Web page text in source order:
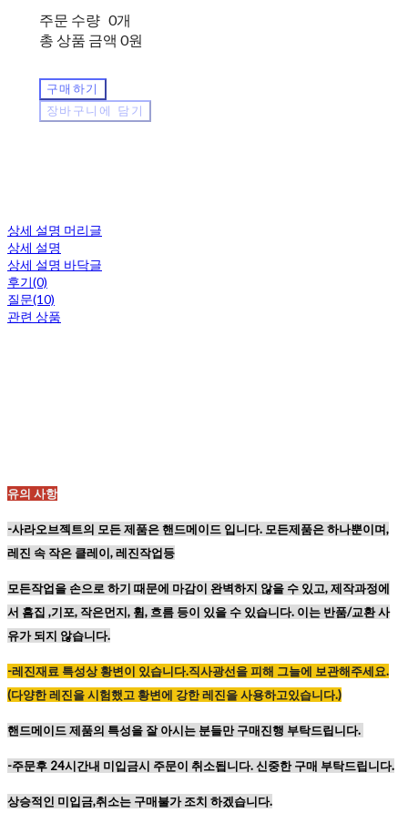
주문 수량 0개
총 상품 금액 0원
구매하기
장바구니에 담기
상세 설명 머리글
상세 설명
상세 설명 바닥글
후기(0)
질문(10)
관련 상품
유의 사항
-사라오브젝트의 모든 제품은 핸드메이드 입니다. 모든제품은 하나뿐이며,
레진 속 작은 클레이, 레진작업등
모든작업을 손으로 하기 때문에 마감이 완벽하지 않을 수 있고,제작과정에
서 흠집 ,기포, 작은먼지, 휨, 흐름 등이 있을 수 있습니다. 이는 반품/교환 사
유가 되지 않습니다.
-레진재료 특성상황변이 있습니다.직사광선을피해 그늘에 보관해주세요.
(다양한레진을시험했고황변에 강한레진을사용하고있습니다.)
핸드메이드 제품의 특성을 잘 아시는 분들만 구매진행 부탁드립니다.
-주문후 24시간내 미입금시 주문이 취소됩니다. 신중한 구매 부탁드립니다.
상승적인 미입금,취소는 구매불가 조치 하겠습니다.